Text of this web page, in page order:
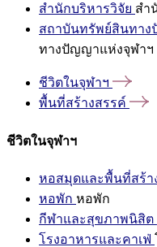
สำนักบริหารวิจัย สำ
สถาบันทรัพย์สินทา
ทางปัญญาแห่งจุฬาฯ
ชีวิตในจุฬาฯ
พื้นที่สร้างสรรค์
ชีวิตในจุฬาฯ
หอสมุดและพื้นที่สร้า
หอพัก หอพัก
กีฬาและสุขภาพนิสิต
โรงอาหารและคาเฟ่